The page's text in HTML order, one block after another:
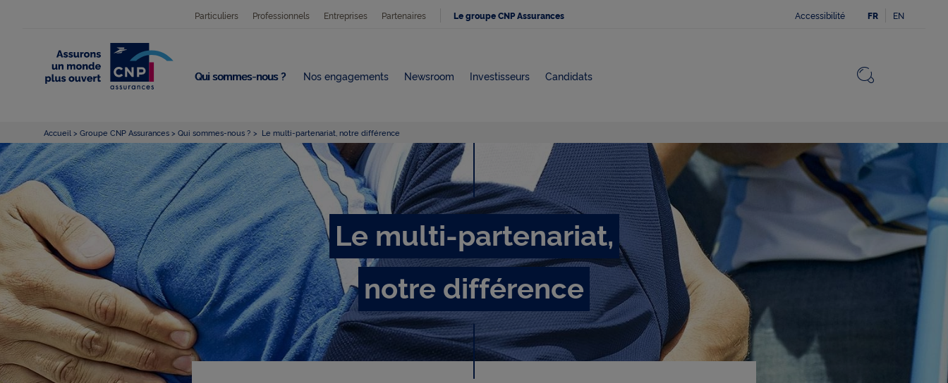
Particuliers Professionnels Entreprises Partenaires Le groupe CNP Assurances Accessibilité FR EN
Qui sommes-nous ? Nos engagements Newsroom Investisseurs Candidats
Accueil Groupe CNP Assurances Qui sommes-nous ? Le multi-partenariat, notre différence
L
e
m
u
Le multi-partenariat,
notre différence